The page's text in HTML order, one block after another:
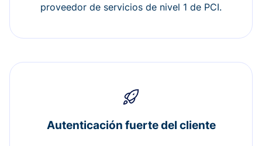
proveedor de servicios de nivel 1 de PCI.
Autenticación fuerte del cliente